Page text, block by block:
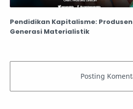
Pendidikan Kapitalisme: Produsen
Generasi Materialistik